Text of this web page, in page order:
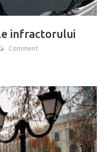
infractorului
Comment